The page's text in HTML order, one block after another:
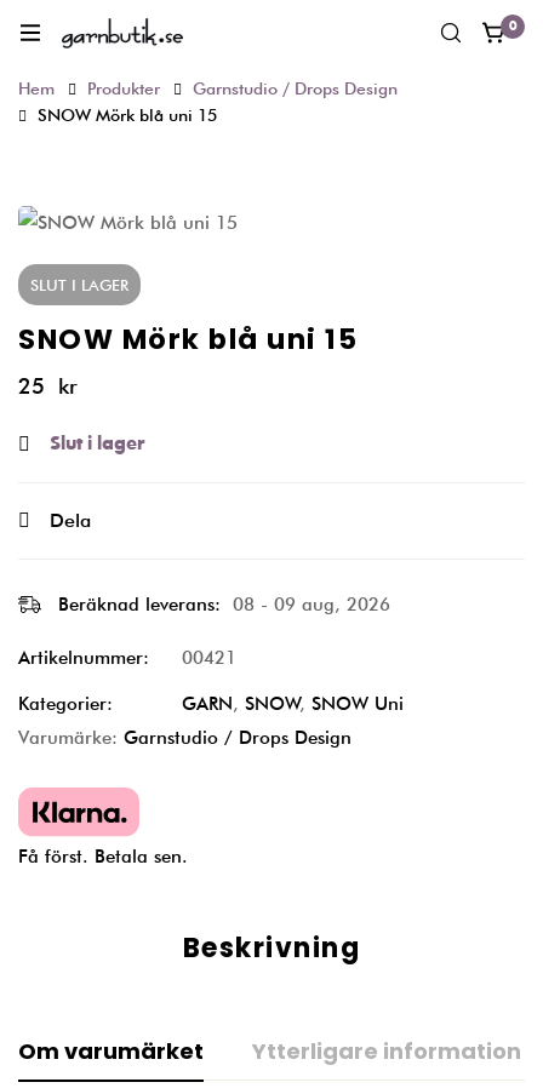
0
Hem Produkter
Garnstudio / Drops Design
SNOW Mörk blå uni 15
SLUT I LAGER
SNOW Mörk blå uni 15
25 kr
Slut i lager
Dela
Beräknad leverans: 08 - 09 aug, 2026
Artikelnummer: 00421
Kategorier: GARN, SNOW, SNOW Uni
Varumärke: Garnstudio / Drops Design
Få först. Betala sen.
Beskrivning
Om varumärket Ytterligare information